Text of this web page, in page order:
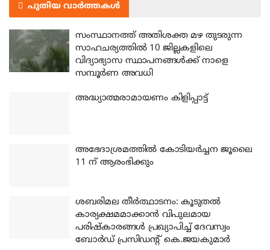
പുതിയ വാർത്തകൾ
സംസ്ഥാനത്ത് അതിശക്ത മഴ തുടരുന്ന
സാഹചര്യത്തിൽ 10 ജില്ലകളിലെ
വിദ്യാഭ്യാസ സ്ഥാപനങ്ങൾക്ക് നാളെ
സമ്പൂർണ അവധി
അദ്ധ്യാത്മരാമായണം കിളിപ്പാട്ട്
അഭേദാശ്രമത്തില്‍ കോടിയര്‍ച്ചന ജൂലൈ
11 ന് ആരംഭിക്കും
ശബരിമല തീര്‍ത്ഥാടനം: കൂടുതല്‍
കാര്യക്ഷമമാക്കാന്‍ വിപുലമായ
പരിഷ്‌കാരങ്ങള്‍ പ്രഖ്യാപിച്ച് ദേവസ്വം
ബോര്‍ഡ് പ്രസിഡന്റ് കെ.ജയകുമാര്‍